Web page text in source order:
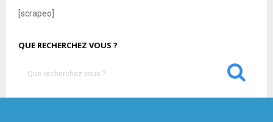
[scrapeo]
QUE RECHERCHEZ VOUS ?
S